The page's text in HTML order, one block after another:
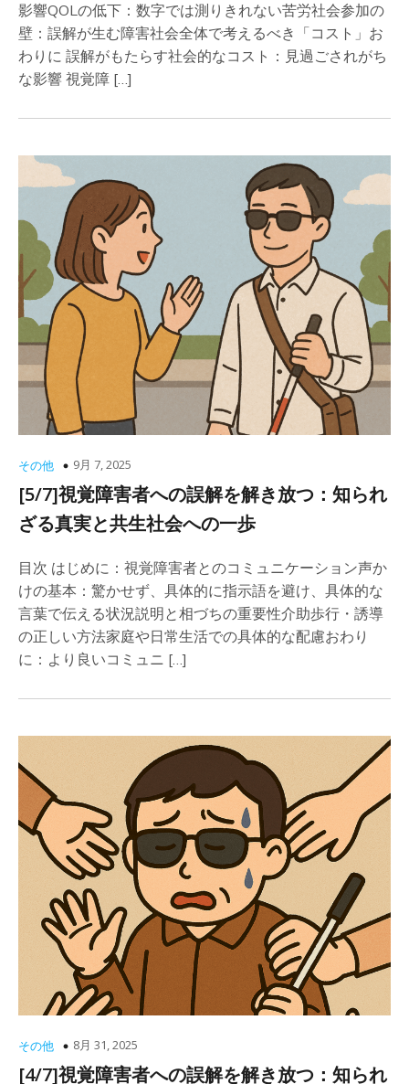
影響QOLの低下：数字では測りきれない苦労社会参加の
壁：誤解が生む障害社会全体で考えるべき「コスト」お
わりに 誤解がもたらす社会的なコスト：見過ごされがち
な影響 視覚障 […]
その他 9月 7, 2025
[5/7]視覚障害者への誤解を解き放つ：知られ
ざる真実と共生社会への一歩
目次 はじめに：視覚障害者とのコミュニケーション声か
けの基本：驚かせず、具体的に指示語を避け、具体的な
言葉で伝える状況説明と相づちの重要性介助歩行・誘導
の正しい方法家庭や日常生活での具体的な配慮おわり
に：より良いコミュニ […]
その他 8月 31, 2025
[4/7]視覚障害者への誤解を解き放つ：知られ